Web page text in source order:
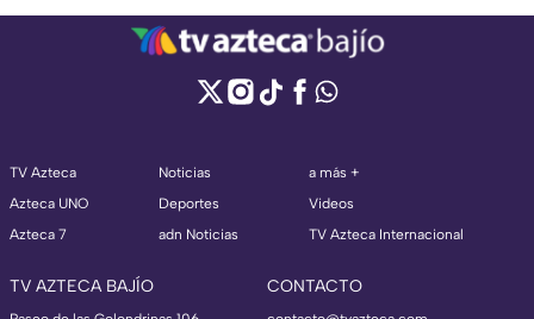
TV Azteca
Azteca UNO
Azteca 7
Noticias
Deportes
adn Noticias
a más +
Videos
TV Azteca Internacional
TV AZTECA BAJÍO CONTACTO